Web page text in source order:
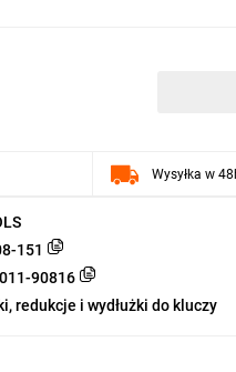
151
90816
redukcje i wydłużki do kluczy
Wysyłka w